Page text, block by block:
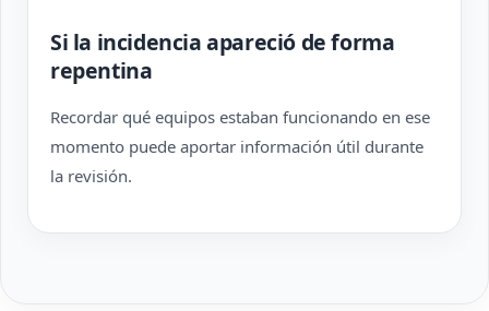
Si la incidencia apareció de forma
repentina
Recordar qué equipos estaban funcionando en ese
momento puede aportar información útil durante
la revisión.